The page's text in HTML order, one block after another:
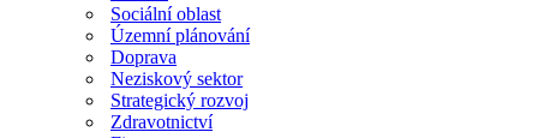
Sociální oblast
Územní plánování
Doprava
Neziskový sektor
Strategický rozvoj
Zdravotnictví